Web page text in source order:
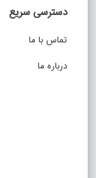
دسترسی سریع
تماس با ما
درباره ما